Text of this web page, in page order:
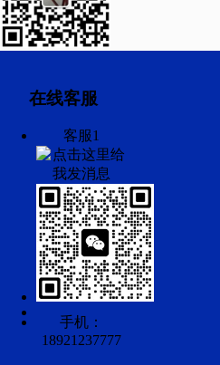
在线客服
客服1
手机：
18921237777